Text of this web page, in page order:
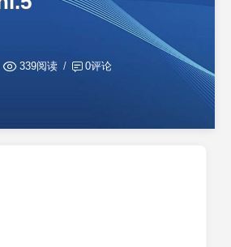
339阅读 0评论